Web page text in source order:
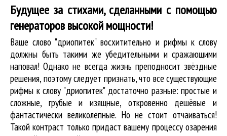
Будущее за стихами, сделанными с помощью
генераторов высокой мощности!
Ваше слово "дриопитек" восхитительно и рифмы к слову
должны быть такими же убедительными и сражающими
наповал! Однако не всегда жизнь преподносит звёздные
решения, поэтому следует признать, что все существующие
рифмы к слову "дриопитек" достаточно разные: простые и
сложные, грубые и изящные, откровенно дешёвые и
фантастически великолепные. Но не стоит отчаиваться!
Такой контраст только придаст вашему процессу озарения